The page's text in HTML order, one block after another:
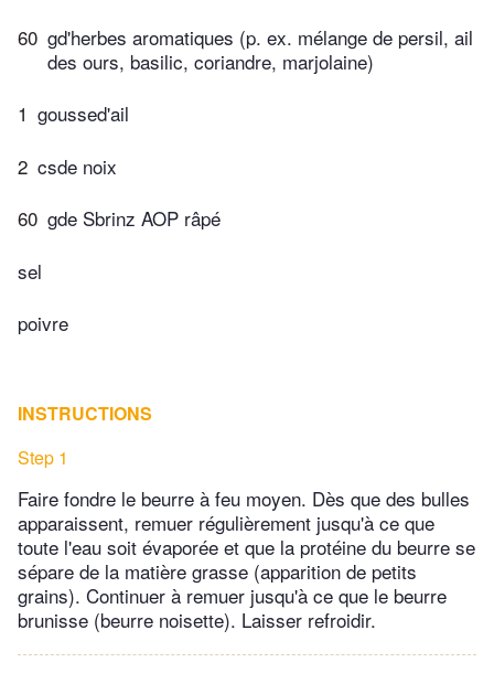
60 gd'herbes aromatiques (p. ex. mélange de persil, ail
des ours, basilic, coriandre, marjolaine)
1 goussed'ail
2 csde noix
60 gde Sbrinz AOP râpé
sel
poivre
INSTRUCTIONS
Step 1
Faire fondre le beurre à feu moyen. Dès que des bulles
apparaissent, remuer régulièrement jusqu'à ce que
toute l'eau soit évaporée et que la protéine du beurre se
sépare de la matière grasse (apparition de petits
grains). Continuer à remuer jusqu'à ce que le beurre
brunisse (beurre noisette). Laisser refroidir.